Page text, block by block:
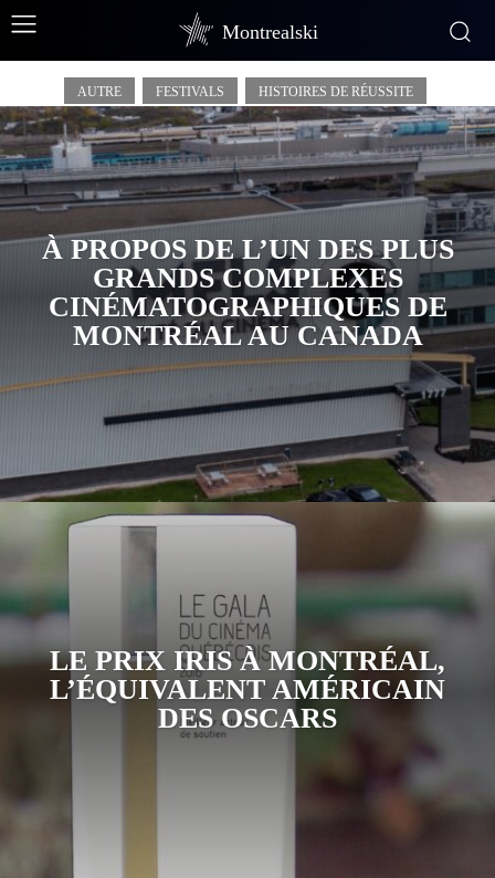
Montrealski
Show-Business
AUTRE FESTIVALS HISTOIRES DE RÉUSSITE
À PROPOS DE L’UN DES PLUS
GRANDS COMPLEXES
CINÉMATOGRAPHIQUES DE
MONTRÉAL AU CANADA
LE PRIX IRIS À MONTRÉAL,
L’ÉQUIVALENT AMÉRICAIN
DES OSCARS